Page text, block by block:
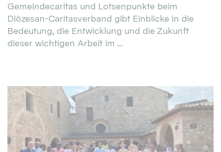
Gemeindecaritas und Lotsenpunkte beim
Diözesan-Caritasverband gibt Einblicke in die
Bedeutung, die Entwicklung und die Zukunft
dieser wichtigen Arbeit im ...